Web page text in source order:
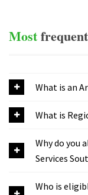
UT
Mostfrequent
What is an
What is
Why do you
Services
Who is